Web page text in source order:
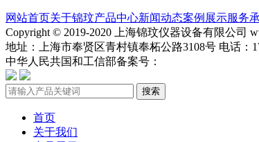
网站首页关于锦玟产品中心新闻动态案例展示服务
Copyright © 2019-2020 上海锦玟仪器设备有限公司
地址：上海市奉贤区青村镇奉柘公路3108号 电话：
中华人民共国和工信部备案号：
搜索
首页
关于我们